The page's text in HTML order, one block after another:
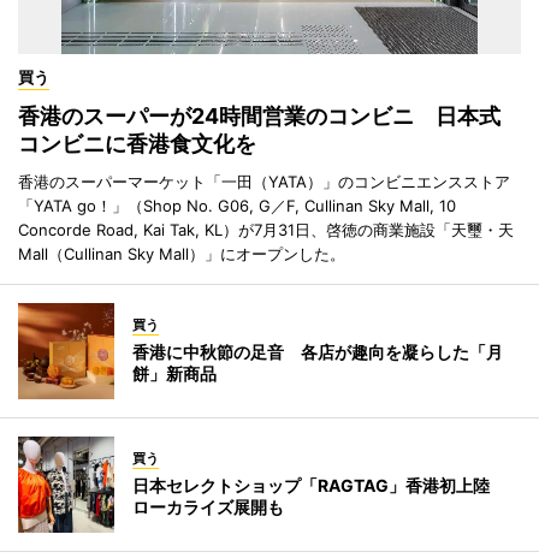
買う
香港のスーパーが24時間営業のコンビニ 日本式
コンビニに香港食文化を
香港のスーパーマーケット「一田（YATA）」のコンビニエンスストア
「YATA go！」（Shop No. G06, G／F, Cullinan Sky Mall, 10
Concorde Road, Kai Tak, KL）が7月31日、啓徳の商業施設「天璽・天
Mall（Cullinan Sky Mall）」にオープンした。
買う
香港に中秋節の足音 各店が趣向を凝らした「月
餅」新商品
買う
日本セレクトショップ「RAGTAG」香港初上陸
ローカライズ展開も